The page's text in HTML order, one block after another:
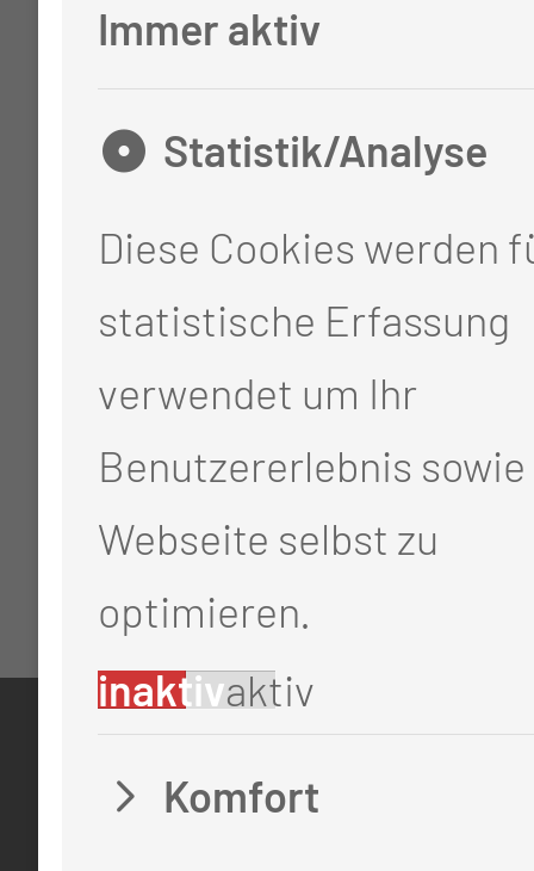
KONTAKT
0355 46 -0
Immer aktiv
Statistik/Analyse
Diese Cookies werden
statistische Erfassung
verwendet um Ihr
Benutzererlebnis
Webseite selbst zu
optimieren.
inaktivaktiv
Komfort